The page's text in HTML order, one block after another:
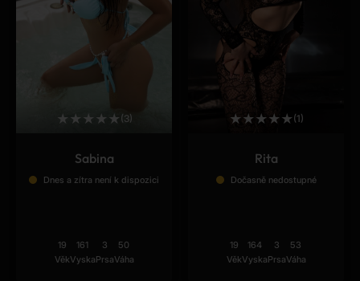
★ ★ ★ ★ ★ (3)
Sabina
Dnes a zítra není k dispozici
19
Věk
161
Vyska
3
Prsa
50
Váha
★★ ★★★ (1)
Rita
Dočasně nedostupné
19
Věk
164
Vyska
3
Prsa
53
Váha